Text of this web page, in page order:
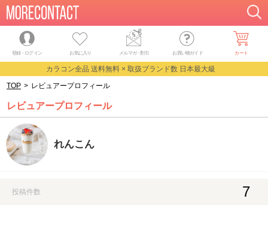
登録・ログイン お気に入り メルマガ・割引 お買い物ガイド カート
カラコン全品 送料無料 × 取扱ブランド数 日本最大級
TOP > レビュアープロフィール
レビュアープロフィール
れんこん
投稿件数 7